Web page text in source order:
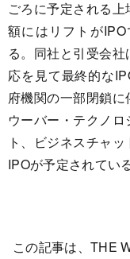
ごろに予定される
額にはリフトが
る。同社と引受会
応を見て最終的な
府機関の一部閉鎖
ウーバー・テクノ
ト、ビジネスチャ
IPOが予定されている
この記事は、THE